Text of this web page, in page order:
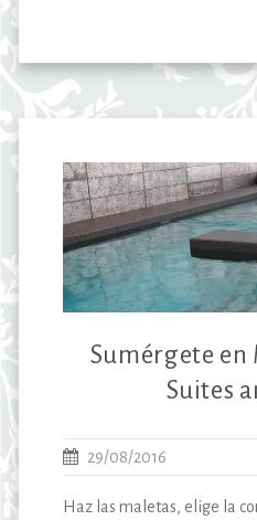
Sumérgete
Suites
29/08/2016
Haz las maletas, elige la